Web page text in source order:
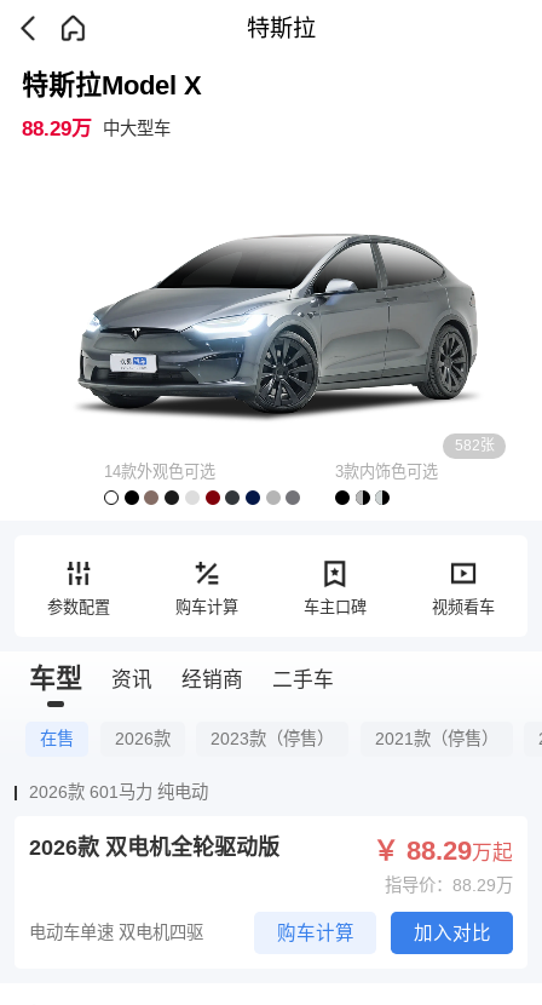
特斯拉
582张
特斯拉Model X
88.29万 中大型车
14款外观色可选 3款内饰色可选
参数配置 购车计算 车主口碑 视频看车
车型 资讯 经销商 二手车
在售 2026款 2023款（停售） 2021款（停售）
2026款 601马力 纯电动
2026款 双电机全轮驱动版 ￥ 88.29万起
指导价：88.29万
电动车单速 双电机四驱 购车计算 加入对比